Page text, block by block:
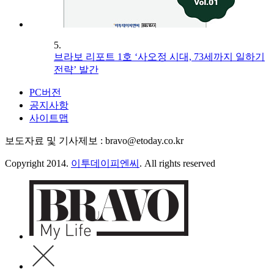
5.
브라보 리포트 1호 ‘사오정 시대, 73세까지 일하기
전략’ 발간
PC버전
공지사항
사이트맵
보도자료 및 기사제보 : bravo@etoday.co.kr
Copyright 2014. 이투데이피엔씨 . All rights reserved